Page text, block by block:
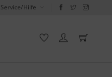
Service/Hilfe